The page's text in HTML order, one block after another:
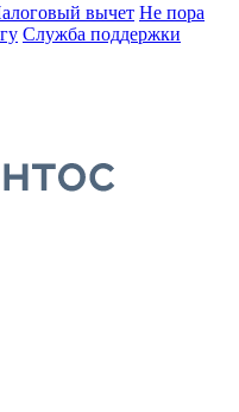
вычет Не пора
Служба поддержки